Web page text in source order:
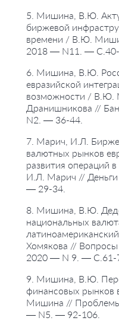
5. Мишина, В.Ю.
биржевой
времени / В.Ю.
2018 — N11. — С.40-
6. Мишина, В.Ю.
евразийской
возможности / В.Ю.
Дранишникова //
N2. — 36-44.
7. Марич, И.Л.
валютных рынков
развития операций
И.Л. Марич //
— 29-34.
8. Мишина, В.Ю.
национальных
Хомякова //
2020 — N 9. — С.61-
9. Мишина, В.Ю.
финансовых рынков
Мишина //
— N5. — 92-106.